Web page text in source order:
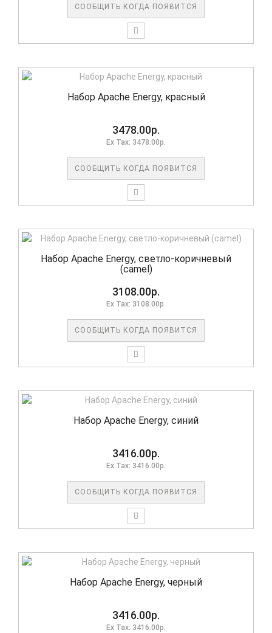
СООБЩИТЬ КОГДА ПОЯВИТСЯ
Набор Apache Energy, красный
3478.00р.
Ex Tax: 3478.00р.
СООБЩИТЬ КОГДА ПОЯВИТСЯ
Набор Apache Energy, светло-коричневый
(camel)
3108.00р.
Ex Tax: 3108.00р.
СООБЩИТЬ КОГДА ПОЯВИТСЯ
Набор Apache Energy, синий
3416.00р.
Ex Tax: 3416.00р.
СООБЩИТЬ КОГДА ПОЯВИТСЯ
Набор Apache Energy, черный
3416.00р.
Ex Tax: 3416.00р.